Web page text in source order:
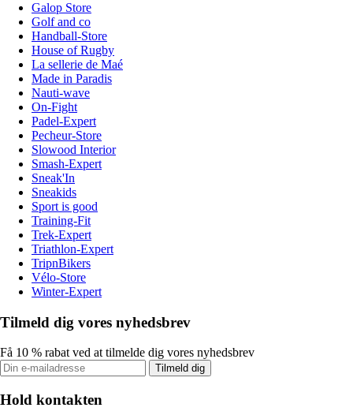
Galop Store
Golf and co
Handball-Store
House of Rugby
La sellerie de Maé
Made in Paradis
Nauti-wave
On-Fight
Padel-Expert
Pecheur-Store
Slowood Interior
Smash-Expert
Sneak'In
Sneakids
Sport is good
Training-Fit
Trek-Expert
Triathlon-Expert
TripnBikers
Vélo-Store
Winter-Expert
Tilmeld dig vores nyhedsbrev
Få 10 % rabat ved at tilmelde dig vores nyhedsbrev
Tilmeld dig
Hold kontakten